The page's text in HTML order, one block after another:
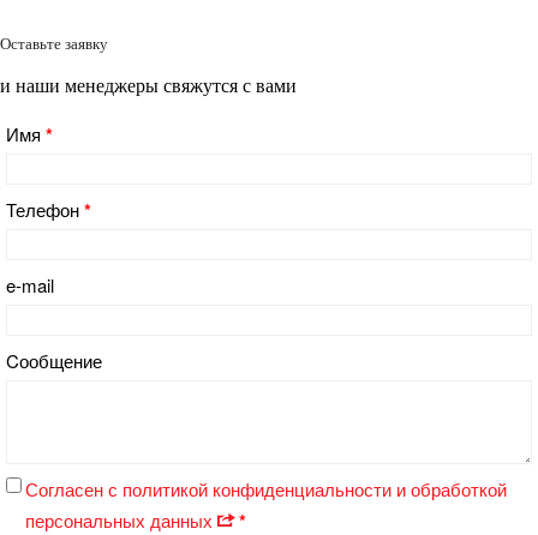
Оставьте заявку
и наши менеджеры свяжутся с вами
Имя *
Телефон*
e-mail
Cообщение
Согласен с политикой конфиденциальности и обработкой
персональных данных
*